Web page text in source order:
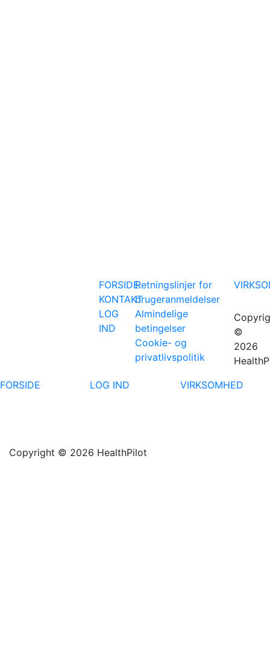
FORSIDE
KONTAKT
LOG
IND
Retningslinjer for
brugeranmeldelser
Almindelige
betingelser
Cookie- og
privatlivspolitik
©
2026
FORSIDE
LOG IND VIRKSOMHED
Copyright © 2026 HealthPilot